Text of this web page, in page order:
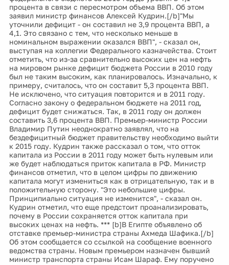
процента в связи с пересмотром объема ВВП. Об этом
заявил министр финансов Алексей Кудрин.[/b]"Мы
уточнили дефицит - он составил не 3,9 процента ВВП, а
4,1. Это связано с тем, что несколько меньше в
номинальном выражении оказался ВВП", - сказал он,
выступая на коллегии Федерального казначейства. Стоит
отметить, что из-за сравнительно высоких цен на нефть
на мировом рынке дефицит бюджета России в 2010 году
был не таким высоким, как планировалось. Изначально, к
примеру, считалось, что он составит 5,3 процента ВВП.
Не исключено, что ситуация повторится и в 2011 году.
Согласно закону о федеральном бюджете на 2011 год,
дефицит будет снижаться. Так, в 2011 году он должен
составить 3,6 процента ВВП. Премьер-министр России
Владимир Путин неоднократно заявлял, что на
бездефицитный бюджет правительству необходимо выйти
к 2015 году. Кудрин также рассказал о том, что отток
капитала из России в 2011 году может быть нулевым или
же будет наблюдаться приток капитала в РФ. Министр
финансов отметил, что в целом цифры по движению
капитала могут измениться как в отрицательную, так и в
положительную сторону. "Это небольшие цифры.
Принципиально ситуация не изменится", - сказал он.
Кудрин отметил, что еще предстоит проанализировать,
почему в России сохраняется отток капитала при
высоких ценах на нефть. *** [b]В Египте объявлено об
отставке премьер-министра страны Ахмеда Шафика.[/b]
Об этом сообщается со ссылкой на сообщение военного
ведомства страны. Новым премьером назначен бывший
министр транспорта страны Исам Шараф. Ему поручено